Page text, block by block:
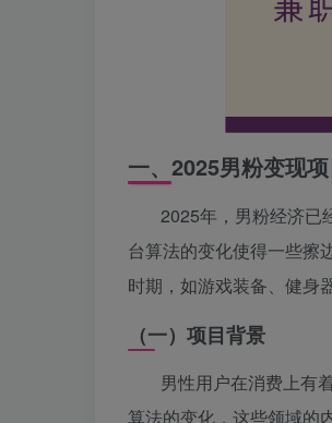
一、2025男粉变现
2025年，男粉经济已
台算法的变化使得一些擦
时期，如游戏装备、健身
（一）项目背景
男性用户在消费上有
算法的变化，这些领域的